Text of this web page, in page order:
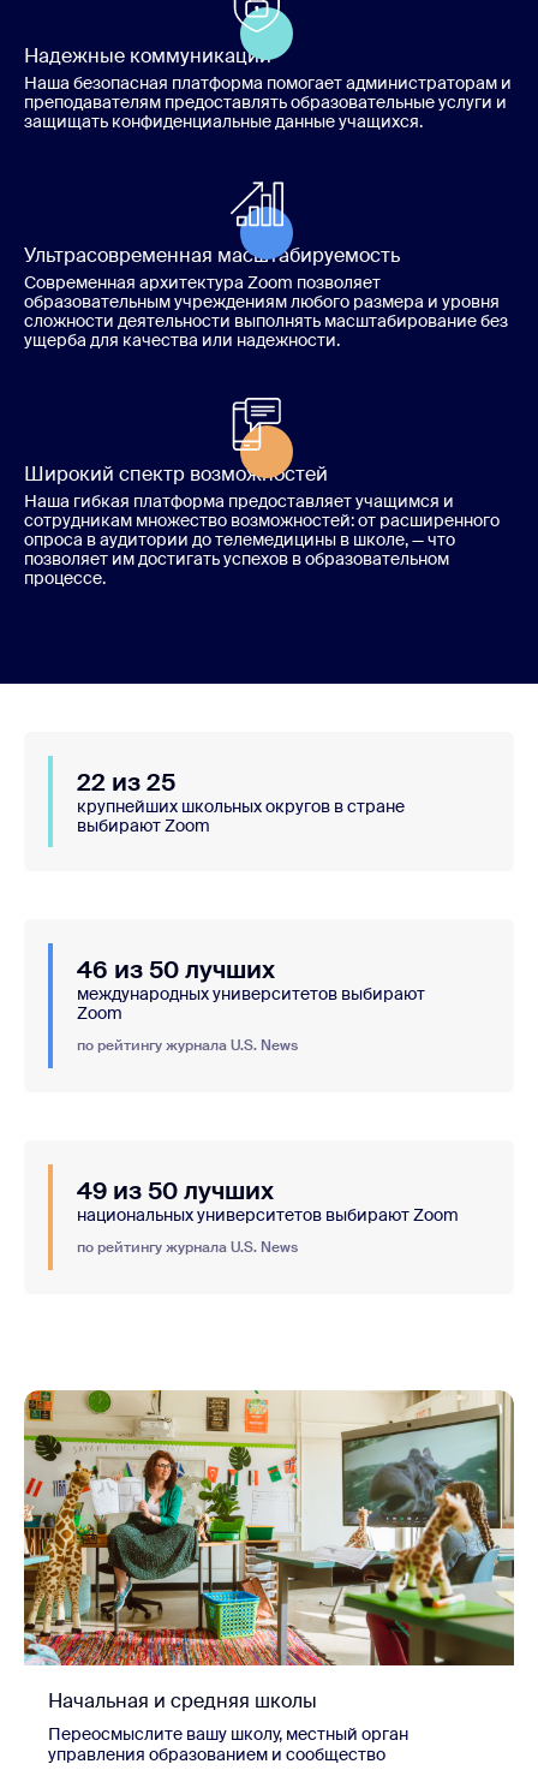
Надежные коммуникации
Наша безопасная платформа помогает администраторам и
преподавателям предоставлять образовательные услуги и
защищать конфиденциальные данные учащихся.
Ультрасовременная масштабируемость
Современная архитектура Zoom позволяет
образовательным учреждениям любого размера и уровня
сложности деятельности выполнять масштабирование без
ущерба для качества или надежности.
Широкий спектр возможностей
Наша гибкая платформа предоставляет учащимся и
сотрудникам множество возможностей: от расширенного
опроса в аудитории до телемедицины в школе, — что
позволяет им достигать успехов в образовательном
процессе.
22 из 25
крупнейших школьных округов в стране
выбирают Zoom
46 из 50 лучших
международных университетов выбирают
Zoom
по рейтингу журнала U.S. News
49 из 50 лучших
национальных университетов выбирают Zoom
по рейтингу журнала U.S. News
Начальная и средняя школы
Переосмыслите вашу школу, местный орган
управления образованием и сообщество